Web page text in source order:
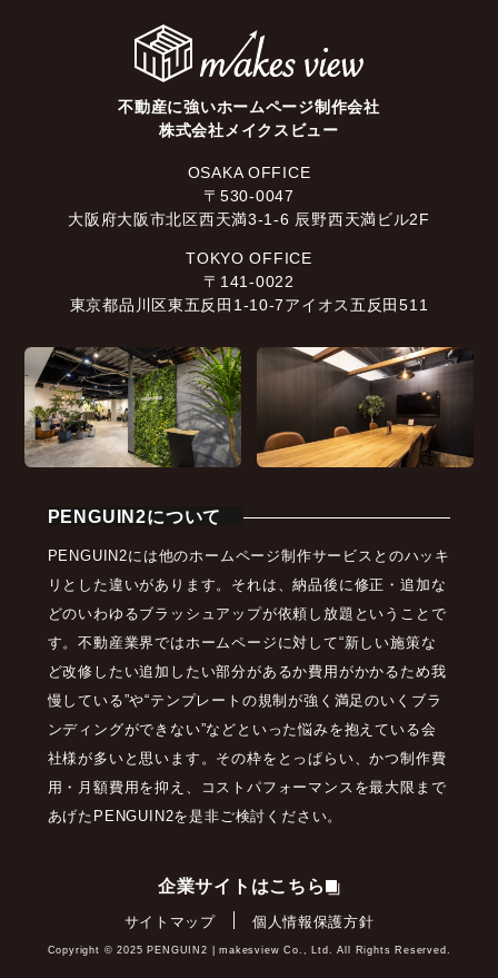
不動産に強いホームページ制作会社
株式会社メイクスビュー
OSAKA OFFICE
〒530-0047
大阪府大阪市北区西天満3-1-6 辰野西天満ビル2F
TOKYO OFFICE
〒141-0022
東京都品川区東五反田1-10-7アイオス五反田511
PENGUIN2について
PENGUIN2には他のホームページ制作サービスとのハッキ
リとした違いがあります。それは、納品後に修正・追加な
どのいわゆるブラッシュアップが依頼し放題ということで
す。不動産業界ではホームページに対して“新しい施策な
ど改修したい追加したい部分があるか費用がかかるため我
慢している”や“テンプレートの規制が強く満足のいくブラ
ンディングができない”などといった悩みを抱えている会
社様が多いと思います。その枠をとっぱらい、かつ制作費
用・月額費用を抑え、コストパフォーマンスを最大限まで
あげたPENGUIN2を是非ご検討ください。
Copyright ©︎ 2025 PENGUIN2 | makesview Co., Ltd. All Rights Reserved.
企業サイトはこちら
サイトマップ 個人情報保護方針